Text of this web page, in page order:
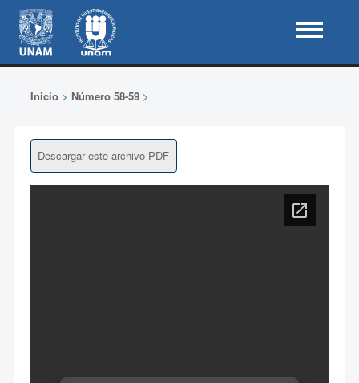
Inicio> Número 58-59>
Descargar este archivo PDF